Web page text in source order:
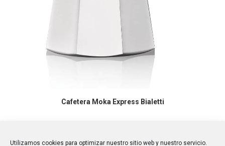
Utilizamos cookies para optimizar nuestro sitio web y nuestro servicio.
COMPRAR EN AMAZON
Cafetera Moka Express Bialetti